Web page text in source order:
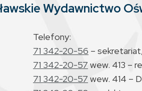
Wydawnictwo
Telefony:
71 342-20-56 –
71 342-20-57 wew. 413 –
71 342-20-57 wew. 414 –